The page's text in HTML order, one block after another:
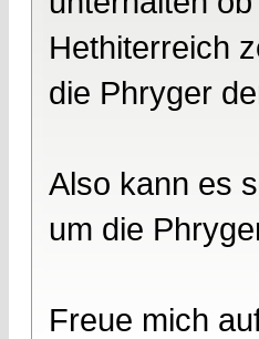
Hethiterreich
die Phryger
Also kann es
um die
Freue mich